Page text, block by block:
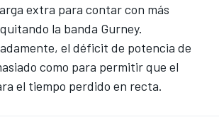
extra para contar con más
la banda Gurney.
el déficit de potencia de
como para permitir que el
el tiempo perdido en recta.